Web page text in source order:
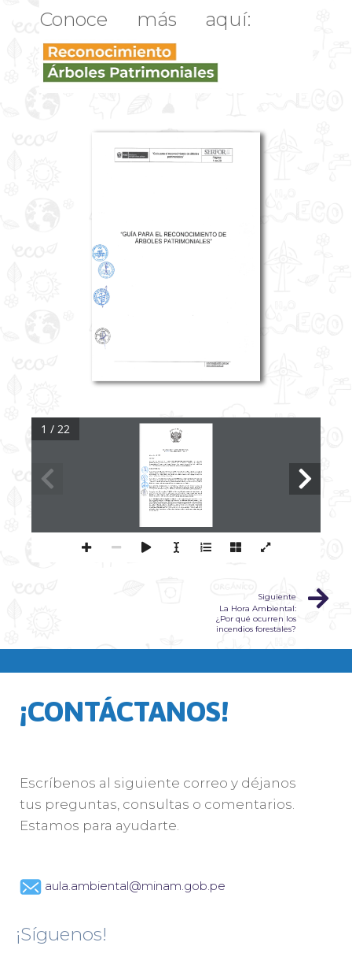
Conoce más aquí:
1 / 22
Siguiente
La Hora Ambiental:
¿Por qué ocurren los
incendios forestales?
¡CONTÁCTANOS!
Escríbenos al siguiente correo y déjanos
tus preguntas, consultas o comentarios.
Estamos para ayudarte.
aula.ambiental@minam.gob.pe
¡Síguenos!